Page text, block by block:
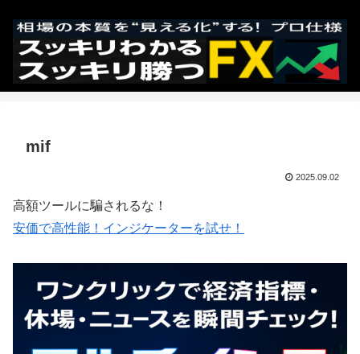
mif
2025.09.02
高額ツールに騙されるな！
安価で高性能！インジケーターを試せ！